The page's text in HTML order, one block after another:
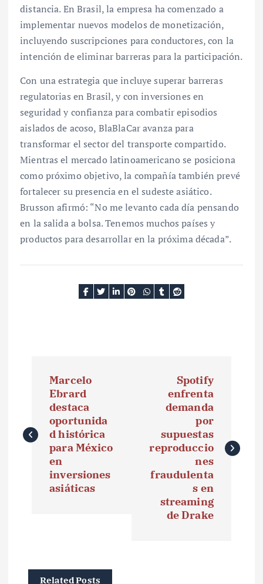
distancia. En Brasil, la empresa ha comenzado a
implementar nuevos modelos de monetización,
incluyendo suscripciones para conductores, con la
intención de eliminar barreras para la participación.
Con una estrategia que incluye superar barreras
regulatorias en Brasil, y con inversiones en
seguridad y confianza para combatir episodios
aislados de acoso, BlaBlaCar avanza para
transformar el sector del transporte compartido.
Mientras el mercado latinoamericano se posiciona
como próximo objetivo, la compañía también prevé
fortalecer su presencia en el sudeste asiático.
Brusson afirmó: “No me levanto cada día pensando
en la salida a bolsa. Tenemos muchos países y
productos para desarrollar en la próxima década”.
e
Marcelo
Ebrard
destaca
oportunida
d histórica
para México
en
inversiones
asiáticas
Spotify
enfrenta
demanda
por
supuestas
reproduccio
nes
fraudulenta
s en
streaming
de Drake
Related Posts